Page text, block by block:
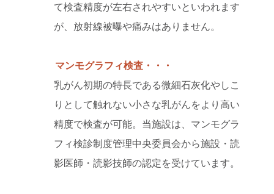
て検査精度が左右されやすいといわれます
が、放射線被曝や痛みはありません。
マンモグラフィ検査・・・
乳がん初期の特長である微細石灰化やしこ
りとして触れない小さな乳がんをより高い
精度で検査が可能。当施設は、マンモグラ
フィ検診制度管理中央委員会から施設・読
影医師・読影技師の認定を受けています。